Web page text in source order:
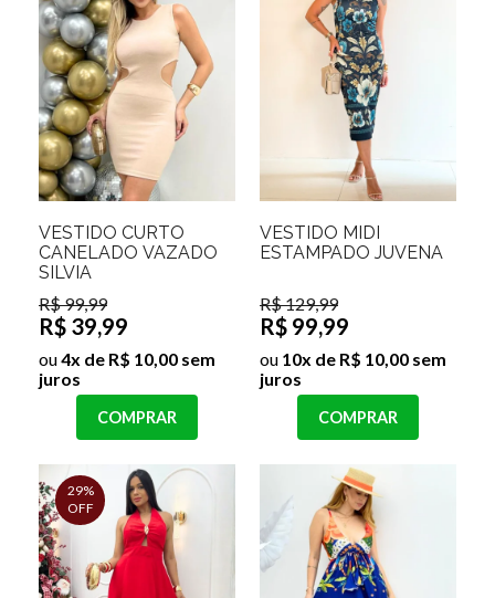
VESTIDO CURTO
CANELADO VAZADO
SILVIA
R$ 99,99
R$ 39,99
ou4x de R$ 10,00 sem
juros
COMPRAR
VESTIDO MIDI
ESTAMPADO JUVENA
R$ 129,99
R$ 99,99
ou 10x de R$ 10,00 sem
juros
COMPRAR
29%
OFF